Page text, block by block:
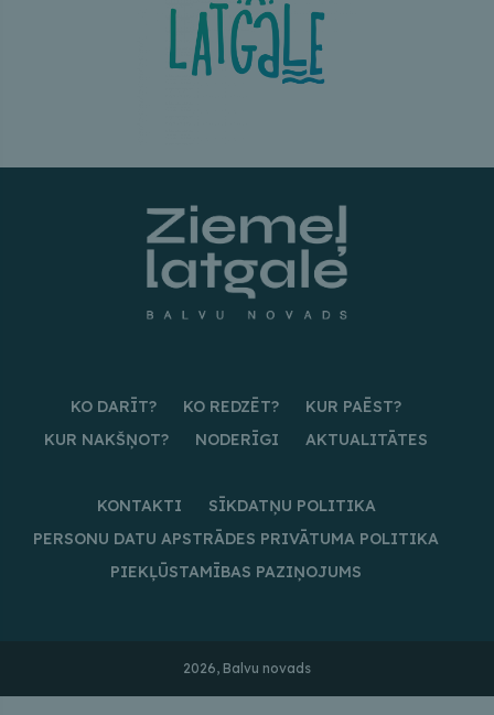
KO DARĪT? KO REDZĒT?
KUR PAĒST?
KUR NAKŠŅOT?
NODERĪGI AKTUALITĀTES
KONTAKTI
SĪKDATŅU POLITIKA
PERSONU DATU APSTRĀDES PRIVĀTUMA POLITIKA
PIEKĻŪSTAMĪBAS PAZIŅOJUMS
2026, Balvu novads